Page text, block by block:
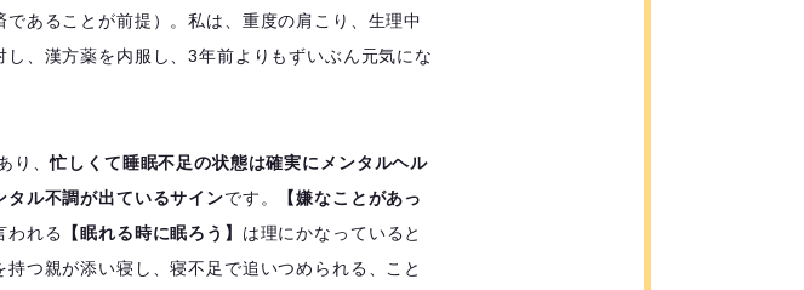
あることが前提）。私は、重度の肩こり、生理中
、漢方薬を内服し、3年前よりもずいぶん元気にな
り、忙しくて睡眠不足の状態は確実にメンタルヘル
タル不調が出ているサインです。
【嫌なことがあっ
われる 【眠れる時に眠ろう】 は理にかなっていると
つ親が添い寝し、寝不足で追いつめられる、こと